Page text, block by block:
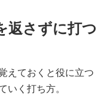
返さずに打つ
えておくと役に立つ
いく打ち方。